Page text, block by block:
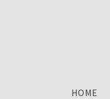
HOME